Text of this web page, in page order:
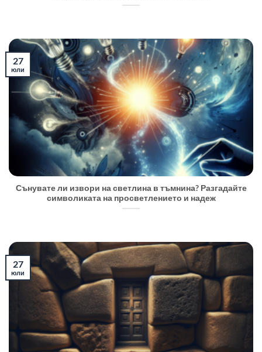
Сънувате ли извори на светлина в тъмнина? Разгадайте
символиката на просветлението и надеж
27
юли
27
юли